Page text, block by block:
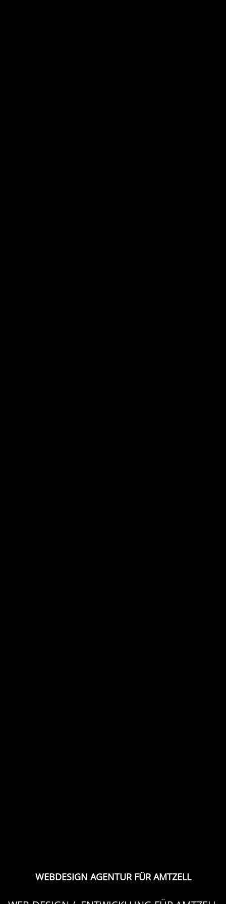
WEBDESIGN AGENTUR FÜR AMTZELL